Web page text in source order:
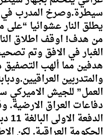
سيطرة.وصرخ المدرب في
يطلق النار عشوائيا “على
من هدف! اوقف اطلاق
الغبار في الافق وتم
هدفين مما ألهب التصفيق
والمتدربين
العمل” للجيش الاميركي
دفاعات العراق